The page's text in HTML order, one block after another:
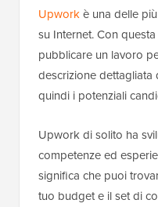
Upworkè una delle
su Internet. Con
pubblicare un lavoro
descrizione
quindi i potenziali
Upwork di solito ha
competenze ed
significa che puoi
tuo budget e il set di